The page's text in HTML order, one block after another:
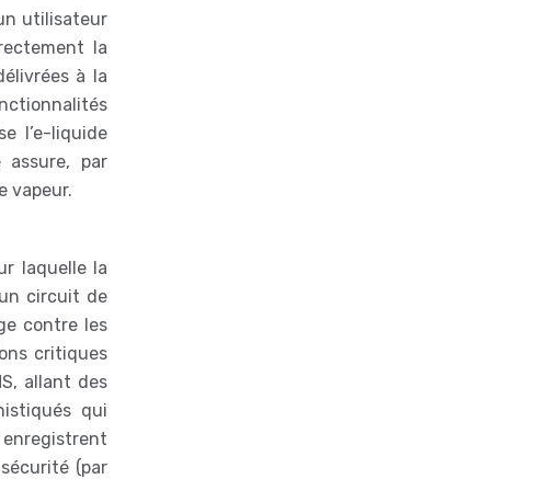
utilisateur
la
à la
l’e-liquide
par
vapeur.
laquelle la
circuit de
contre les
critiques
allant des
qui
enregistrent
(par